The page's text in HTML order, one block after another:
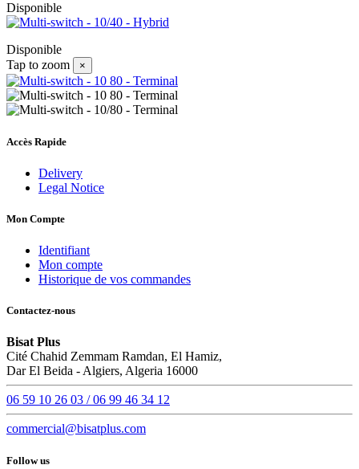
Disponible
Disponible
Tap to zoom
×
Accès Rapide
Delivery
Legal Notice
Mon Compte
Identifiant
Mon compte
Historique de vos commandes
Contactez-nous
Bisat Plus
Cité Chahid Zemmam Ramdan, El Hamiz,
Dar El Beida - Algiers, Algeria 16000
06 59 10 26 03 / 06 99 46 34 12
commercial@bisatplus.com
Follow us